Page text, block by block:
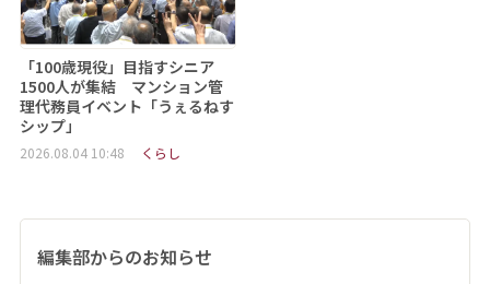
「100歳現役」目指すシニア
1500人が集結 マンション管
理代務員イベント「うぇるねす
シップ」
2026.08.04 10:48 くらし
編集部からのお知らせ